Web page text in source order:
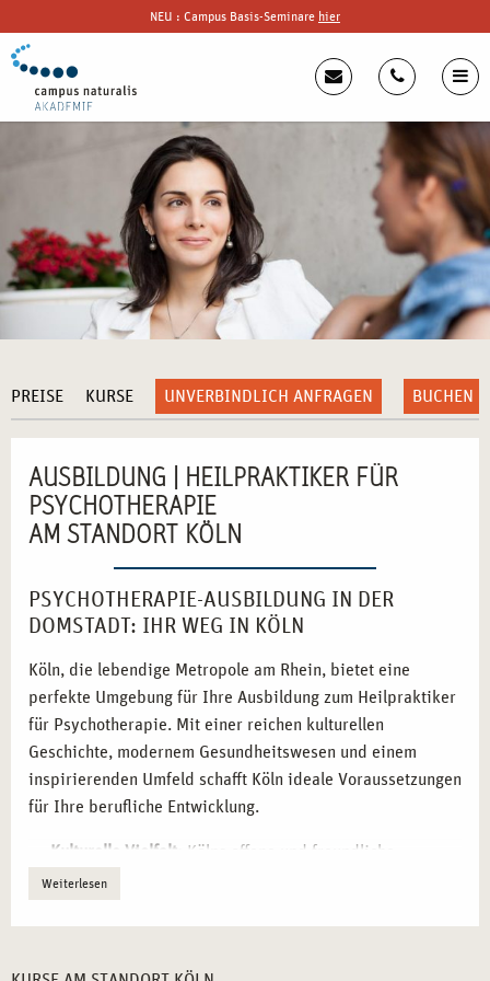
NEU : Campus Basis-Seminare hier
PREISE KURSE UNVERBINDLICH ANFRAGEN BUCHEN
AUSBILDUNG | HEILPRAKTIKER FÜR
PSYCHOTHERAPIE
AM STANDORT KÖLN
PSYCHOTHERAPIE-AUSBILDUNG IN DER
DOMSTADT: IHR WEG IN KÖLN
Köln, die lebendige Metropole am Rhein, bietet eine
perfekte Umgebung für Ihre Ausbildung zum Heilpraktiker
für Psychotherapie. Mit einer reichen kulturellen
Geschichte, modernem Gesundheitswesen und einem
inspirierenden Umfeld schafft Köln ideale Voraussetzungen
für Ihre berufliche Entwicklung.
Kulturelle Vielfalt:
Kölns offene und freundliche
Atmosphäre fördert interdisziplinäres Lernen.
Weiterlesen